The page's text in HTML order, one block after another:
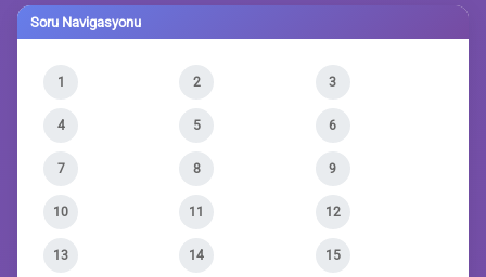
Soru Navigasyonu
1 2 3
4 5 6
7 8 9
10 11 12
13 14 15